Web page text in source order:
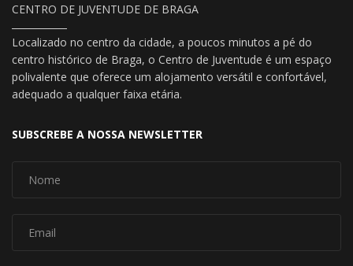
CENTRO DE JUVENTUDE DE BRAGA
Localizado no centro da cidade, a poucos minutos a pé do
centro histórico de Braga, o Centro de Juventude é um espaço
polivalente que oferece um alojamento versátil e confortável,
adequado a qualquer faixa etária.
SUBSCREBE A NOSSA NEWSLETTER